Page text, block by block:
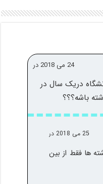
24 می 2018 در
دریک سال در
باشه؟؟؟
25 می 2018 در
ها فقط از بین